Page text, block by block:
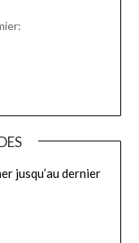
jusqu’au dernier